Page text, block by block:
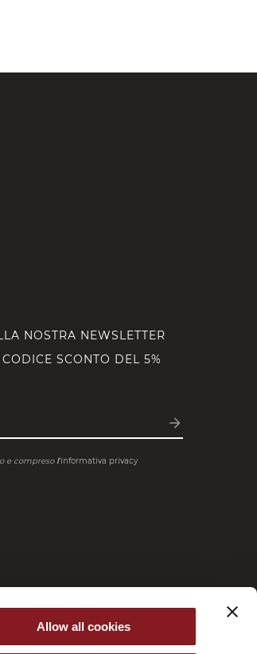
Allow all cookies
NOSTRA NEWSLETTER
SCONTO DEL 5%
arrow_forward
Iscriviti
e compreso l’informativa privacy